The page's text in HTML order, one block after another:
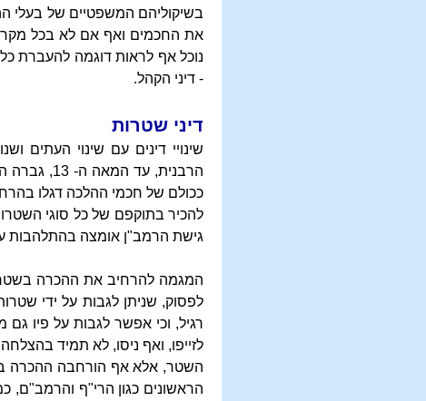
בשיקוליהם המשפטיים של בעלי
את החכמים ואף אם לא בכל
נוכל אף לראות דוגמה להעברת
- דיני הקהל.
דיני שטרות
שינויי דינים עם שינוי העתים
הרבנית,
ככולם של חכמי ההלכה דגלו
להכיר בתוקפם של כל סוגי
גישת הרמב"ן אומצה בהתלהבות
המגמה להרחיב את ההכרה
לפסוק, שניתן לגבות על ידי
רגיל, וכי אפשר לגבות על פיו
לזייפו, ואף ניסו, לא תמיד
השטר, אלא אף הורחבה ההכרה
הראשונים כגון הרי"ף והרמב"ם,